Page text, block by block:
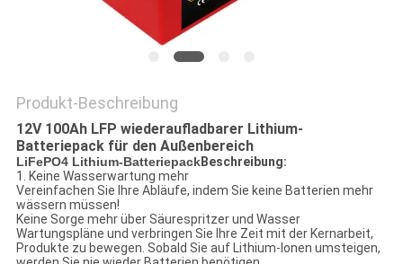
Produkt-Beschreibung
12V 100Ah LFP wiederaufladbarer Lithium-
Batteriepack für den Außenbereich
LiFePO4 Lithium-BatteriepackBeschreibung:
1. Keine Wasserwartung mehr
Vereinfachen Sie Ihre Abläufe, indem Sie keine Batterien mehr
wässern müssen!
Keine Sorge mehr über Säurespritzer und Wasser
Wartungspläne und verbringen Sie Ihre Zeit mit der Kernarbeit,
Produkte zu bewegen. Sobald Sie auf Lithium-Ionen umsteigen,